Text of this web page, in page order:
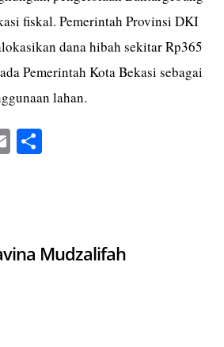
fiskal. Pemerintah Provinsi DKI
dana hibah sekitar Rp365
Pemerintah Kota Bekasi sebagai
lahan.
E
Mudzalifah